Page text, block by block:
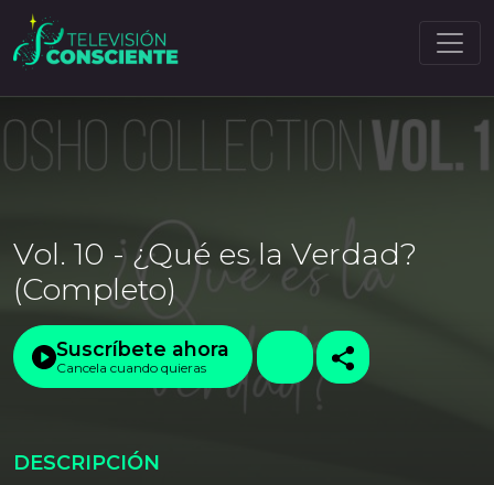
Vol. 10 - ¿Qué es la Verdad?
(Completo)
Suscríbete ahora
Cancela cuando quieras
DESCRIPCIÓN